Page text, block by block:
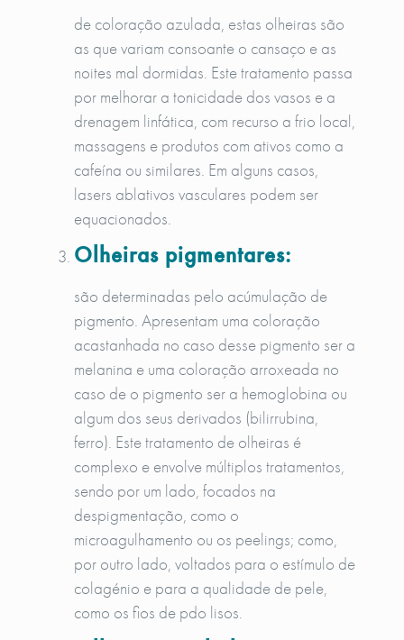
de coloração azulada, estas olheiras são
as que variam consoante o cansaço e as
noites mal dormidas. Este tratamento passa
por melhorar a tonicidade dos vasos e a
drenagem linfática, com recurso a frio local,
massagens e produtos com ativos como a
cafeína ou similares. Em alguns casos,
lasers ablativos vasculares podem ser
equacionados.
Olheiras pigmentares:
são determinadas pelo acúmulação de
pigmento. Apresentam uma coloração
acastanhada no caso desse pigmento ser a
melanina e uma coloração arroxeada no
caso de o pigmento ser a hemoglobina ou
algum dos seus derivados (bilirrubina,
ferro). Este tratamento de olheiras é
complexo e envolve múltiplos tratamentos,
sendo por um lado, focados na
despigmentação, como o
microagulhamento ou os peelings; como,
por outro lado, voltados para o estímulo de
colagénio e para a qualidade de pele,
como os fios de pdo lisos.